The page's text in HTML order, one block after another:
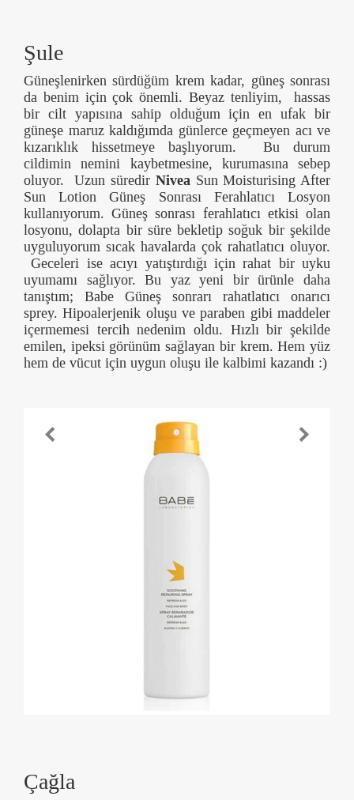
Şule
Güneşlenirken sürdüğüm krem kadar, güneş sonrası
da benim için çok önemli. Beyaz tenliyim, hassas
bir cilt yapısına sahip olduğum için en ufak bir
güneşe maruz kaldığımda günlerce geçmeyen acı ve
kızarıklık hissetmeye başlıyorum. Bu durum
cildimin nemini kaybetmesine, kurumasına sebep
oluyor. Uzun süredir Nivea Sun Moisturising After
Sun Lotion Güneş Sonrası Ferahlatıcı Losyon
kullanıyorum. Güneş sonrası ferahlatıcı etkisi olan
losyonu, dolapta bir süre bekletip soğuk bir şekilde
uyguluyorum sıcak havalarda çok rahatlatıcı oluyor.
Geceleri ise acıyı yatıştırdığı için rahat bir uyku
uyumamı sağlıyor. Bu yaz yeni bir ürünle daha
tanıştım; Babe Güneş sonrarı rahatlatıcı onarıcı
sprey. Hipoalerjenik oluşu ve paraben gibi maddeler
içermemesi tercih nedenim oldu. Hızlı bir şekilde
emilen, ipeksi görünüm sağlayan bir krem. Hem yüz
hem de vücut için uygun oluşu ile kalbimi kazandı :)
Çağla